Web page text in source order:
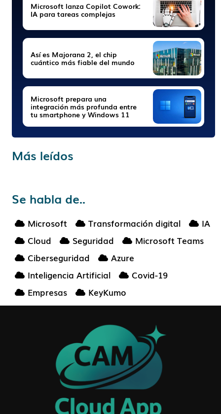
Microsoft lanza Copilot Cowork:
IA para tareas complejas
Así es Majorana 2, el chip
cuántico más fiable del mundo
Microsoft prepara una
integración más profunda entre
tu smartphone y Windows 11
Más leídos
Se habla de..
Microsoft Transformación digital
IA
Cloud
Seguridad
Microsoft Teams
Ciberseguridad
Azure
Inteligencia Artificial
Covid-19
Empresas
KeyKumo